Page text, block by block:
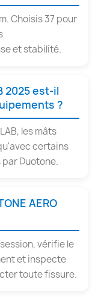
Choisis 37 pour
et stabilité.
2025 est-il
?
les mâts
certains
Duotone.
AERO
vérifie le
et inspecte
toute fissure.